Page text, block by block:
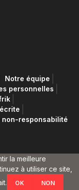
Notre équipe
personnelles
non-responsabilité
la meilleure
à utiliser ce site,
OK NON